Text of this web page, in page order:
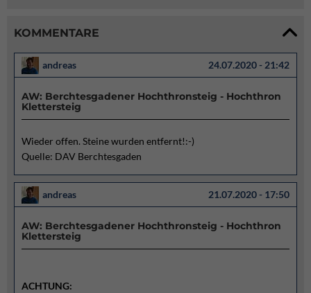
KOMMENTARE
andreas 24.07.2020 - 21:42
AW: Berchtesgadener Hochthronsteig - Hochthron
Klettersteig
Wieder offen. Steine wurden entfernt!:-)
Quelle: DAV Berchtesgaden
andreas 21.07.2020 - 17:50
AW: Berchtesgadener Hochthronsteig - Hochthron
Klettersteig
ACHTUNG: